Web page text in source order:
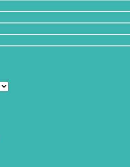
率的な種目はどれ？というお話で